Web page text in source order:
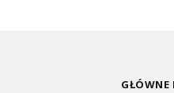
GŁÓWNE